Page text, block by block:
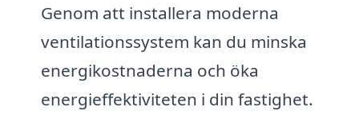
Genom att installera moderna
ventilationssystem kan du minska
energikostnaderna och öka
energieffektiviteten i din fastighet.